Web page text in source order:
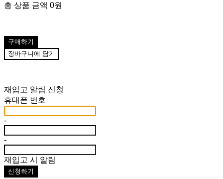
총 상품 금액 0원
구매하기
장바구니에 담기
재입고 알림 신청
휴대폰 번호
-
-
재입고 시 알림
신청하기